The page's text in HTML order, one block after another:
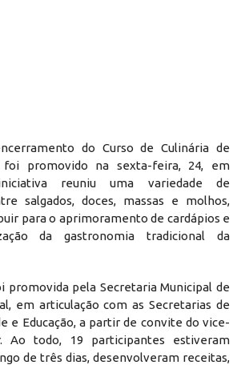
do Curso de Culinária de
foi promovido na sexta-feira, 24, em
reuniu uma variedade de
salgados, doces, massas e molhos,
para o aprimoramento de cardápios e
da gastronomia tradicional da
promovida pela Secretaria Municipal de
em articulação com as Secretarias de
e Educação, a partir de convite do vice-
Ao todo, 19 participantes estiveram
de três dias, desenvolveram receitas,